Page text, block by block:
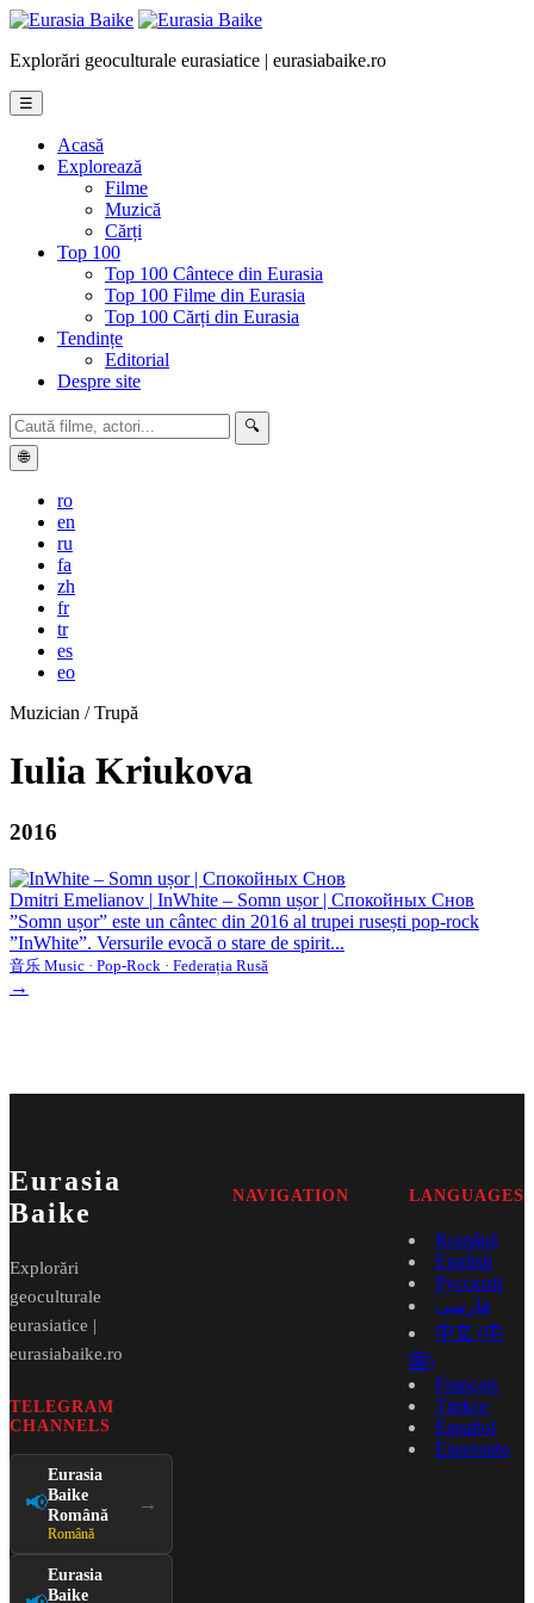
Explorări geoculturale eurasiatice | eurasiabaike.ro
☰
Acasă
Explorează
Filme
Muzică
Cărți
Top 100
Top 100 Cântece din Eurasia
Top 100 Filme din Eurasia
Top 100 Cărți din Eurasia
Tendințe
Editorial
Despre site
🔍
🌐
ro
en
ru
fa
zh
fr
tr
es
eo
Muzician / Trupă
Iulia Kriukova
2016
Dmitri Emelianov | InWhite – Somn ușor | Спокойных Снов
”Somn ușor” este un cântec din 2016 al trupei rusești pop-rock
”InWhite”. Versurile evocă o stare de spirit...
音乐 Music · Pop-Rock · Federația Rusă
→
Eurasia
Baike
Explorări
geoculturale
eurasiatice |
eurasiabaike.ro
TELEGRAM
CHANNELS
📢
Eurasia
Baike
Română
Română
→
Eurasia
Baike
NAVIGATION LANGUAGES
Română
English
Русский
فارسی
中文 (中
国)
Français
Türkçe
Español
Esperanto